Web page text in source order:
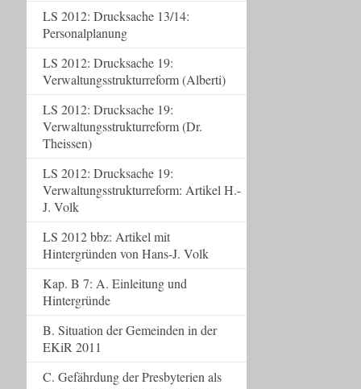
LS 2012: Drucksache 13/14:
Personalplanung
LS 2012: Drucksache 19:
Verwaltungsstrukturreform (Alberti)
LS 2012: Drucksache 19:
Verwaltungsstrukturreform (Dr.
Theissen)
LS 2012: Drucksache 19:
Verwaltungsstrukturreform: Artikel H.-
J. Volk
LS 2012 bbz: Artikel mit
Hintergründen von Hans-J. Volk
Kap. B 7: A. Einleitung und
Hintergründe
B. Situation der Gemeinden in der
EKiR 2011
C. Gefährdung der Presbyterien als